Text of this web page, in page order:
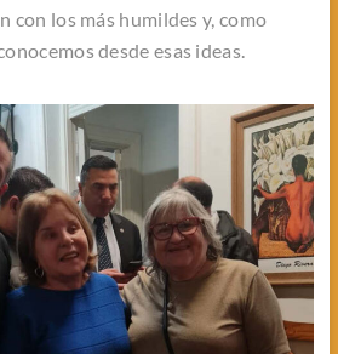
con los más humildes y, como
desde esas ideas.